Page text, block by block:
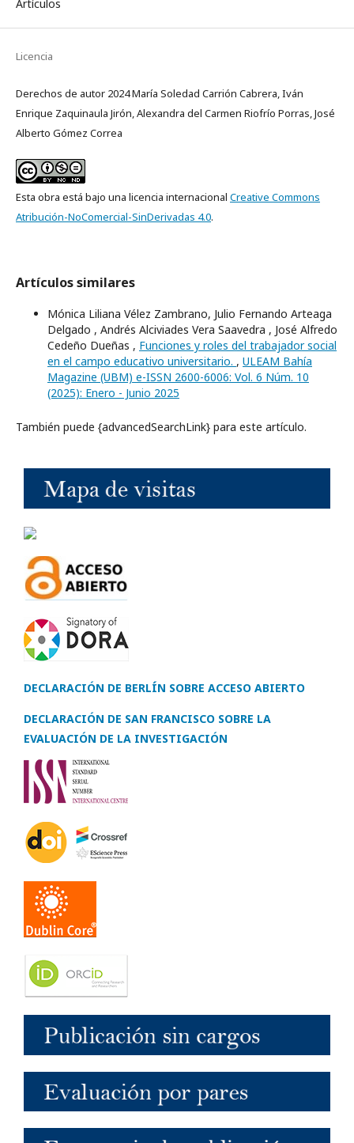
Artículos
Licencia
Derechos de autor 2024 María Soledad Carrión Cabrera, Iván
Enrique Zaquinaula Jirón, Alexandra del Carmen Riofrío Porras, José
Alberto Gómez Correa
Esta obra está bajo una licencia internacional Creative Commons
Atribución-NoComercial-SinDerivadas 4.0.
Artículos similares
Mónica Liliana Vélez Zambrano, Julio Fernando Arteaga
Delgado , Andrés Alciviades Vera Saavedra , José Alfredo
Cedeño Dueñas , Funciones y roles del trabajador social
en el campo educativo universitario. , ULEAM Bahía
Magazine (UBM) e-ISSN 2600-6006: Vol. 6 Núm. 10
(2025): Enero - Junio 2025
También puede {advancedSearchLink} para este artículo.
DECLARACIÓN DE BERLÍN SOBRE ACCESO ABIERTO
DECLARACIÓN DE SAN FRANCISCO SOBRE LA
EVALUACIÓN DE LA INVESTIGACIÓN